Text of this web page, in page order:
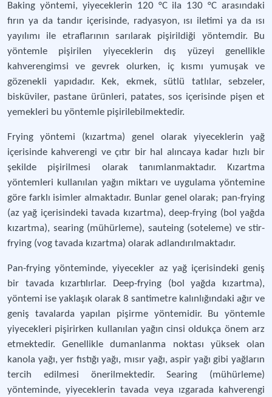
Baking yöntemi, yiyeceklerin 120 °C ila 130 °C arasındaki
fırın ya da tandır içerisinde, radyasyon, ısı iletimi ya da ısı
yayılımı ile etraflarının sarılarak pişirildiği yöntemdir. Bu
yöntemle pişirilen yiyeceklerin dış yüzeyi genellikle
kahverengimsi ve gevrek olurken, iç kısmı yumuşak ve
gözenekli yapıdadır. Kek, ekmek, sütlü tatlılar, sebzeler,
bisküviler, pastane ürünleri, patates, sos içerisinde pişen et
yemekleri bu yöntemle pişirilebilmektedir.
Frying yöntemi (kızartma) genel olarak yiyeceklerin yağ
içerisinde kahverengi ve çıtır bir hal alıncaya kadar hızlı bir
şekilde pişirilmesi olarak tanımlanmaktadır. Kızartma
yöntemleri kullanılan yağın miktarı ve uygulama yöntemine
göre farklı isimler almaktadır. Bunlar genel olarak; pan-frying
(az yağ içerisindeki tavada kızartma), deep-frying (bol yağda
kızartma), searing (mühürleme), sauteing (soteleme) ve stir-
frying (vog tavada kızartma) olarak adlandırılmaktadır.
Pan-frying yönteminde, yiyecekler az yağ içerisindeki geniş
bir tavada kızartılırlar. Deep-frying (bol yağda kızartma),
yöntemi ise yaklaşık olarak 8 santimetre kalınlığındaki ağır ve
geniş tavalarda yapılan pişirme yöntemidir. Bu yöntemle
yiyecekleri pişirirken kullanılan yağın cinsi oldukça önem arz
etmektedir. Genellikle dumanlanma noktası yüksek olan
kanola yağı, yer fıstığı yağı, mısır yağı, aspir yağı gibi yağların
tercih edilmesi önerilmektedir. Searing (mühürleme)
yönteminde, yiyeceklerin tavada veya ızgarada kahverengi